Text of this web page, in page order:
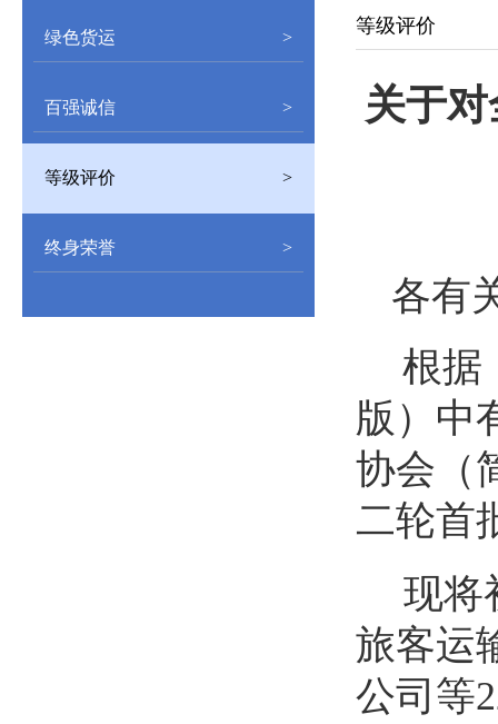
绿色货运 >
百强诚信 >
等级评价 >
终身荣誉 >
等级评价
关于
各有
根据
版）中
协会（
二轮首
现将
旅客运
公司等